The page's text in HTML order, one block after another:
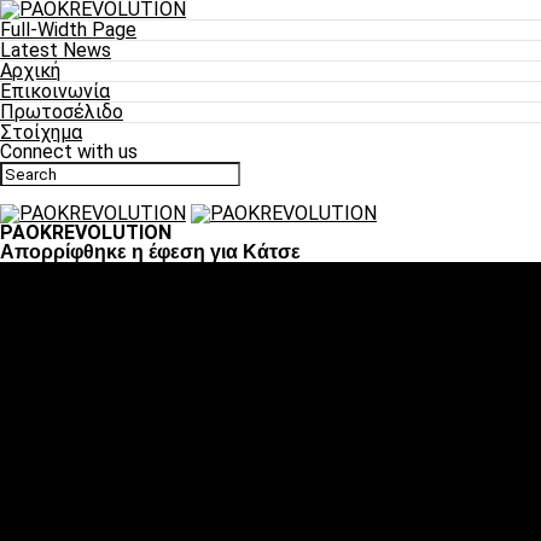
Full-Width Page
Latest News
Αρχική
Επικοινωνία
Πρωτοσέλιδο
Στοίχημα
Connect with us
PAOKREVOLUTION
Απορρίφθηκε η έφεση για Κάτσε